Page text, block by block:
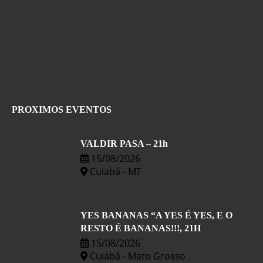
PROXIMOS EVENTOS
VALDIR PASA – 21h
15/08/2026
Cuiabá - MT
YES BANANAS “A YES É YES, E O
RESTO É BANANAS!!!, 21H
15/08/2026
Cuiabá - Mato Grosso